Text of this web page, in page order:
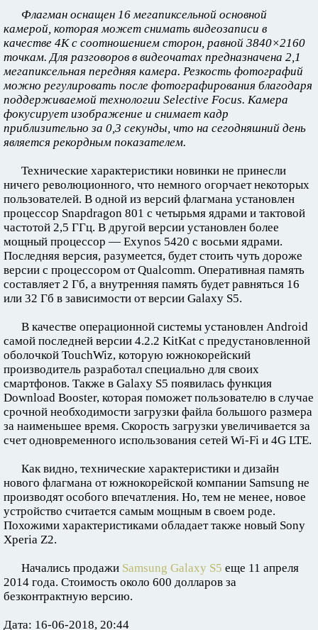
Флагман оснащен 16 мегапиксельной основной
камерой, которая может снимать видеозаписи в
качестве 4K с соотношением сторон, равной 3840×2160
точкам. Для разговоров в видеочатах предназначена 2,1
мегапиксельная передняя камера. Резкость фотографий
можно регулировать после фотографирования благодаря
поддерживаемой технологии Selective Focus. Камера
фокусирует изображение и снимает кадр
приблизительно за 0,3 секунды, что на сегодняшний день
является рекордным показателем.
Технические характеристики новинки не принесли
ничего революционного, что немного огорчает некоторых
пользователей. В одной из версий флагмана установлен
процессор Snapdragon 801 с четырьмя ядрами и тактовой
частотой 2,5 ГГц. В другой версии установлен более
мощный процессор — Exynos 5420 с восьми ядрами.
Последняя версия, разумеется, будет стоить чуть дороже
версии с процессором от Qualcomm. Оперативная память
составляет 2 Гб, а внутренняя память будет равняться 16
или 32 Гб в зависимости от версии Galaxy S5.
В качестве операционной системы установлен Android
самой последней версии 4.2.2 KitKat с предустановленной
оболочкой TouchWiz, которую южнокорейский
производитель разработал специально для своих
смартфонов. Также в Galaxy S5 появилась функция
Download Booster, которая поможет пользователю в случае
срочной необходимости загрузки файла большого размера
за наименьшее время. Скорость загрузки увеличивается за
счет одновременного использования сетей Wi-Fi и 4G LTE.
Как видно, технические характеристики и дизайн
нового флагмана от южнокорейской компании Samsung не
производят особого впечатления. Но, тем не менее, новое
устройство считается самым мощным в своем роде.
Похожими характеристиками обладает также новый Sony
Xperia Z2.
Начались продажи Samsung Galaxy S5 еще 11 апреля
2014 года. Стоимость около 600 долларов за
безконтрактную версию.
Дата: 16-06-2018, 20:44